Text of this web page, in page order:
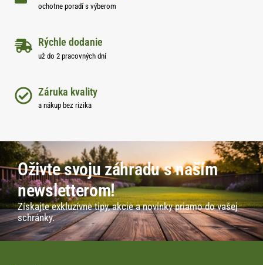
ochotne poradí s výberom
Rýchle dodanie
už do 2 pracovných dní
Záruka kvality
a nákup bez rizika
Oživte svoju záhradu s naším
newsletterom!
Získajte exkluzívne tipy, akcie a novinky priamo do vašej
schránky.